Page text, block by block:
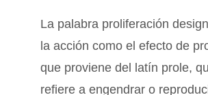
La palabra proliferación
la acción como el efecto de
que proviene del latín prole,
refiere a engendrar o